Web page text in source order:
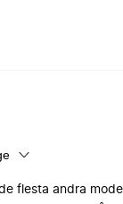
flesta andra